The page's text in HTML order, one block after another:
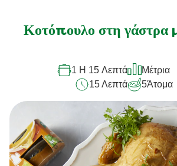
αυτό
το
recipe
Κοτόπουλο στη γάστρα
1 H 15 Λεπτά
Μέτρια
15 Λεπτά
5Άτομα